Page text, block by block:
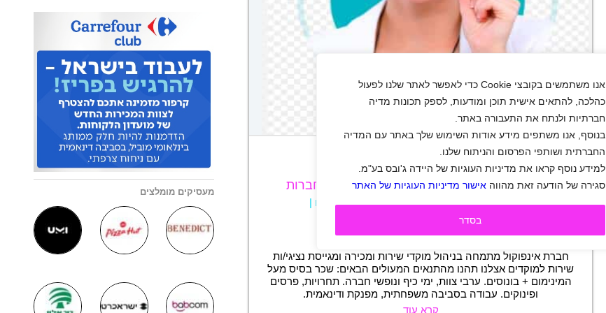
אנו משתמשים בקובצי Cookie כדי לאפשר לאתר שלנו לפעול
כהלכה, להתאים אישית תוכן ומודעות, לספק תכונות מדיה
חברתיות ולנתח את התעבורה באתר.
בנוסף, אנו משתפים מידע אודות השימוש שלך באתר עם המדיה
החברתית ושותפי הפרסום והניתוח שלנו.
למידע נוסף קראו את מדיניות העוגיות של היידה ג'ובס בע"מ.
סגירה של הודעה זאת מהווה אישור מדיניות העוגיות של האתר
בסדר
+
נציגי/ות שירות למוקד טלפוני למגוון רחב של חברות
נשר|חיפה|נתניה|ראש העין|חיילים משוחררים |
משרה מלאה
חברת אינפוקול מתמחה בניהול מוקדי שירות ומכירה ומגייסת נציגי/ות
שירות למוקדים אצלנו תהנו מהתנאים המעולים הבאים: שכר בסיס מעל
המינימום + בונוסים. ערבי צוות, ימי כיף ונופשי חברה. תחרויות, פרסים
ופינוקים. עבודה בסביבה משפחתית, מפנקת ודינאמית.
קרא עוד
מעסיקים מומלצים